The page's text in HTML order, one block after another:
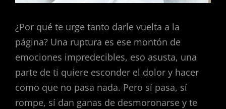
¿Por qué te urge tanto darle vuelta a la
página? Una ruptura es ese montón de
emociones impredecibles, eso asusta, una
parte de ti quiere esconder el dolor y hacer
como que no pasa nada. Pero sí pasa, sí
rompe, sí dan ganas de desmoronarse y te